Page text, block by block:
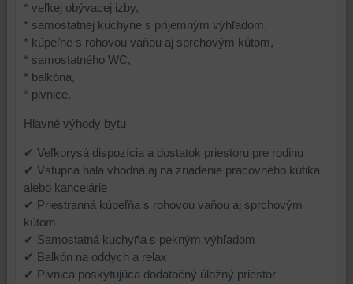
* veľkej obývacej izby,
* samostatnej kuchyne s príjemným výhľadom,
* kúpeľne s rohovou vaňou aj sprchovým kútom,
* samostatného WC,
* balkóna,
* pivnice.
Hlavné výhody bytu
✔ Veľkorysá dispozícia a dostatok priestoru pre rodinu
✔ Vstupná hala vhodná aj na zriadenie pracovného kútika
alebo kancelárie
✔ Priestranná kúpeľňa s rohovou vaňou aj sprchovým
kútom
✔ Samostatná kuchyňa s pekným výhľadom
✔ Balkón na oddych a relax
✔ Pivnica poskytujúca dodatočný úložný priestor